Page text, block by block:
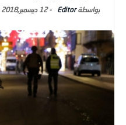
Editor
-12 ديسمبر,2018